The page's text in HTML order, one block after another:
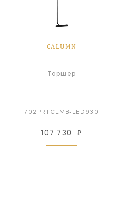
CALUMN
Торшер
702PRTCLMB-LED930
107 730 ₽